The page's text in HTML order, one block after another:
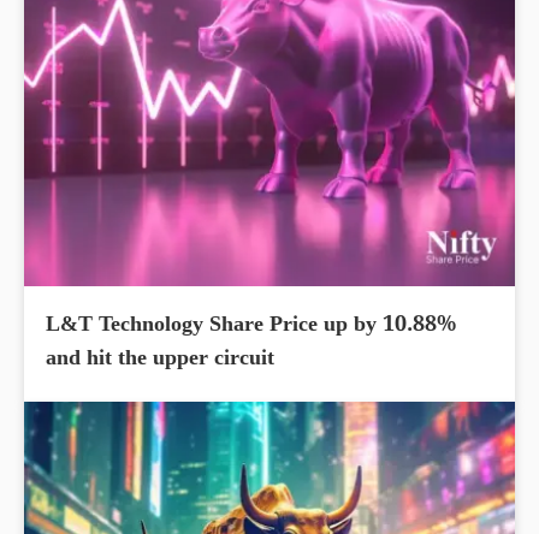
L&T Technology Share Price up by 10.88%
and hit the upper circuit